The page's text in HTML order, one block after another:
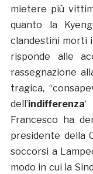
mietere più
quanto la
clandestini morti
risponde alle
rassegnazione
tragica,
dell’indifferenza‘
Francesco ha
presidente della
soccorsi a
modo in cui la